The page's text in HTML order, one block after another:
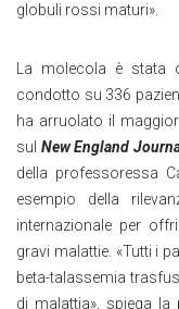
globuli rossi maturi».
La molecola è stata
condotto su 336
ha arruolato il
sul New England
della professoressa
esempio della
internazionale per
gravi malattie. «Tutti i
beta-talassemia
di malattia», spiega la